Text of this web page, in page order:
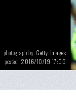
photograph by Getty Images
posted 2016/10/19 17:00